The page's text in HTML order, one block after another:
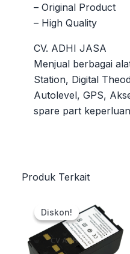
– Original Product
– High Quality
CV. ADHI JASA
Menjual berbagai
Station, Digital
Autolevel, GPS,
spare part
Produk Terkait
Diskon!
Diskon!
aslinya
adalah:
Rp2.200.000.
saat
ini
adalah:
Rp2.000.000.